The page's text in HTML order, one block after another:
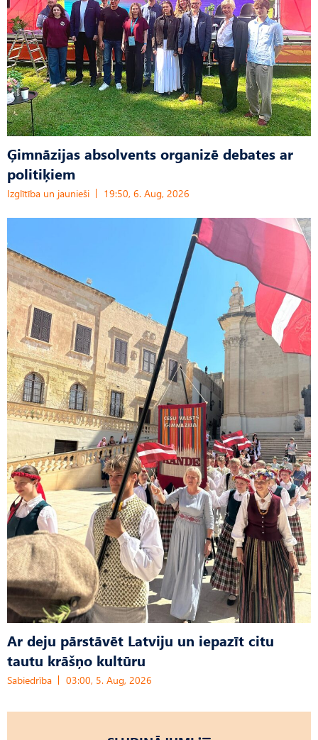
Ģimnāzijas absolvents organizē debates ar
politiķiem
Izglītība un jaunieši 19:50, 6. Aug, 2026
Ar deju pārstāvēt Latviju un iepazīt citu
tautu krāšņo kultūru
Sabiedrība 03:00, 5. Aug, 2026